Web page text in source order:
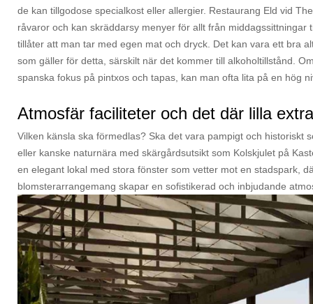
de kan tillgodose specialkost eller allergier. Restaurang Eld vid
råvaror och kan skräddarsy menyer för allt från
tillåter att man tar med egen mat och dryck. Det kan vara ett bra
som gäller för detta, särskilt när det kommer till alkoholtillstånd.
spanska fokus på pintxos och tapas, kan man ofta lita på en hög
Atmosfär faciliteter och det där lilla extra
Vilken känsla ska förmedlas? Ska det vara pampigt och historiskt
eller kanske naturnära med skärgårdsutsikt som Kolskjulet på
en elegant lokal med stora fönster som vetter mot en stadspark,
blomsterarrangemang skapar en sofistikerad och inbjudande